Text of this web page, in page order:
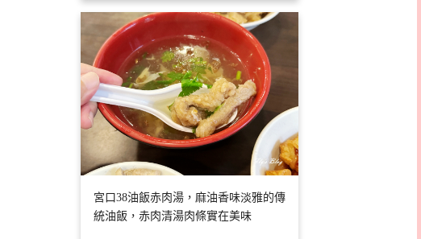
宮口38油飯赤肉湯，麻油香味淡雅的傳
統油飯，赤肉清湯肉條實在美味